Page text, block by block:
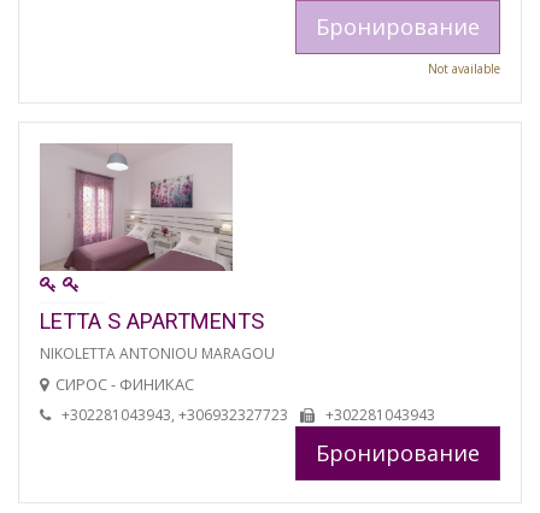
Бронирование
Not available
LETTA S APARTMENTS
NIKOLETTA ANTONIOU MARAGOU
СИРОС - ФИНИКАС
+302281043943, +306932327723 +302281043943
Бронирование